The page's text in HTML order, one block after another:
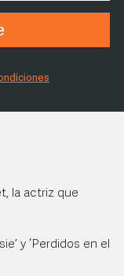
la actriz que
y ‘Perdidos en el